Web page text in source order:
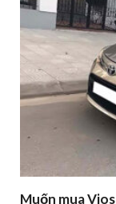
Muốn mua